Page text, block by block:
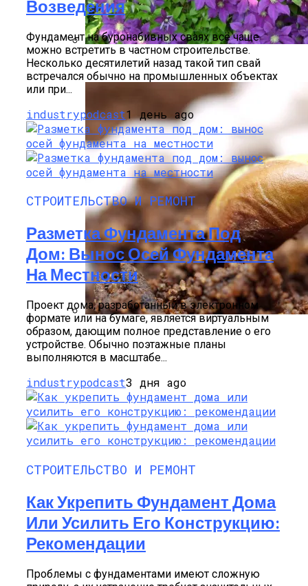
Размножение Клематиса Семенами
Стратификация Семян
Возведения
Фундамент на буронабивных сваях всё чаще
можно встретить в частном строительстве.
Несколько десятилетий назад такой тип свай
встречался обычно на промышленных объектах
или при...
industrypodcast1 день ago
СТРОИТЕЛЬСТВО И РЕМОНТ
Разметка Фундамента Под
Дом: Вынос Осей Фундамента
На Местности
Проект дома, разработанный в электронном
формате или на бумаге, является виртуальным
образом, дающим полное представление о его
устройстве. Обычно поэтажные планы
выполняются в масштабе...
industrypodcast3 дня ago
СТРОИТЕЛЬСТВО И РЕМОНТ
Как Укрепить Фундамент Дома
Или Усилить Его Конструкцию:
Рекомендации
Проблемы с фундаментами имеют сложную